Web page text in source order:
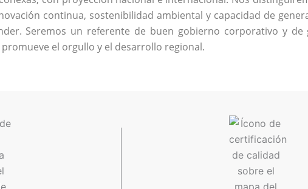
continua, sostenibilidad ambiental y capacidad de
Seremos un referente de buen gobierno corporativo y de
el orgullo y el desarrollo regional.